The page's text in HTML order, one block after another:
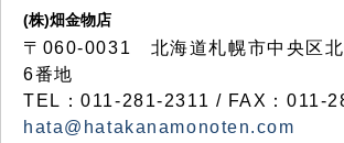
(株)畑金物店
〒060-0031 北海道札幌市中央区北
6番地
TEL：011-281-2311 / FAX：011-
hata@hatakanamonoten.com